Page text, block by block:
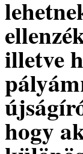
illetve
hogy